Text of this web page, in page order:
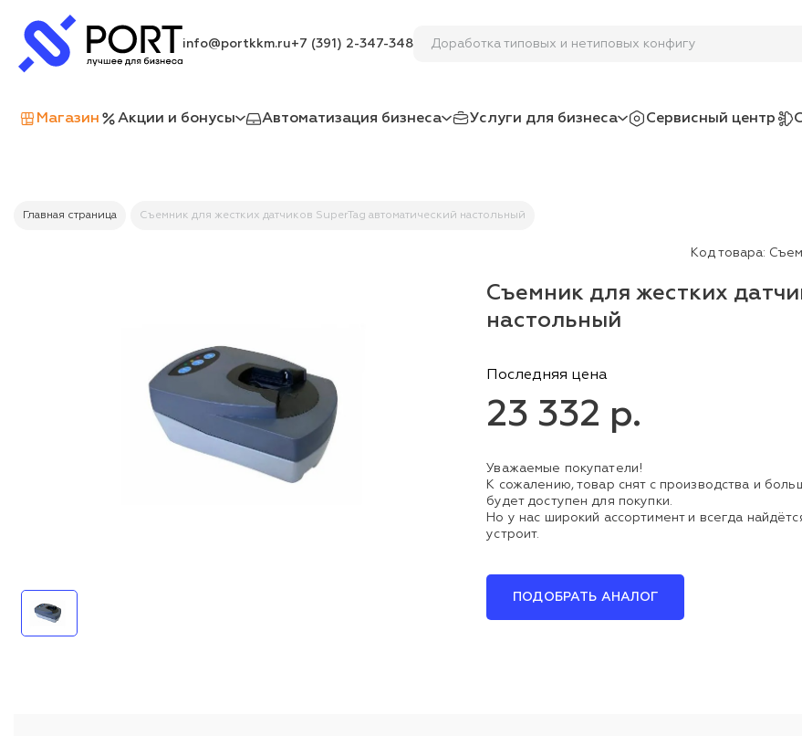
info@portkkm.ru+7 (391) 2-347-348 Доработка типовых и нетиповых
Магазин Акции и бонусы Автоматизация бизнеса Услуги для бизнеса Сервисный центр
Главная страница Съемник для жестких датчиков SuperTag автоматический настольный
Код товара:
Съемник для жестких
настольный
Последняя цена
23 332 р.
Уважаемые покупатели!
К сожалению, товар снят с производства и
будет доступен для покупки.
Но у нас широкий ассортимент и всегда
устроит.
ПОДОБРАТЬ АНАЛОГ